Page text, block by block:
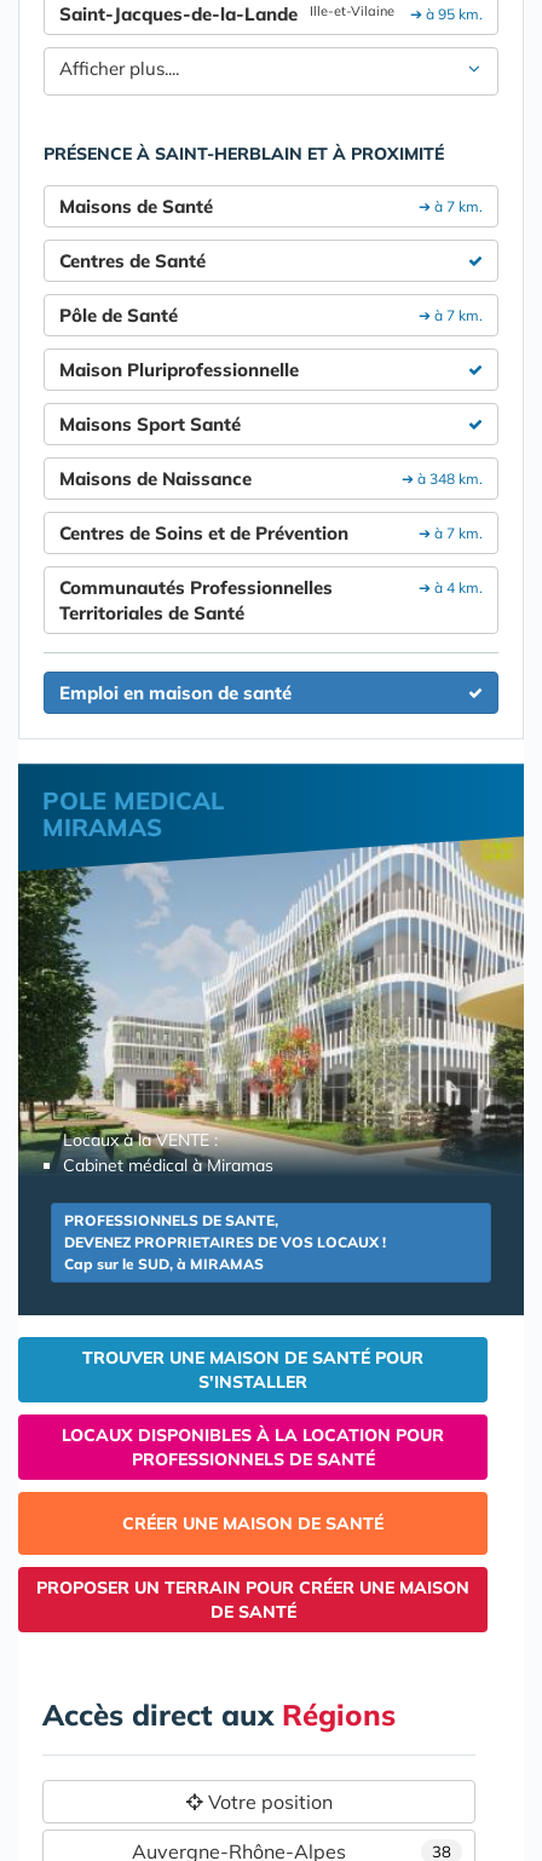
➔ à 95 km.
Saint-Jacques-de-la-Lande Ille-et-Vilaine
Afficher plus....
PRÉSENCE À SAINT-HERBLAIN ET À PROXIMITÉ
➔ à 7 km.
Maisons de Santé
Centres de Santé
➔ à 7 km.
Pôle de Santé
Maison Pluriprofessionnelle
Maisons Sport Santé
➔ à 348 km.
Maisons de Naissance
➔ à 7 km.
Centres de Soins et de Prévention
➔ à 4 km.
Communautés Professionnelles
Territoriales de Santé
Emploi en maison de santé
POLE MEDICAL
MIRAMAS
Locaux à la VENTE :
Cabinet médical à Miramas
PROFESSIONNELS DE SANTE,
DEVENEZ PROPRIETAIRES DE VOS LOCAUX !
Cap sur le SUD, à MIRAMAS
TROUVER UNE MAISON DE SANTÉ POUR
S'INSTALLER
LOCAUX DISPONIBLES À LA LOCATION POUR
PROFESSIONNELS DE SANTÉ
CRÉER UNE MAISON DE SANTÉ
PROPOSER UN TERRAIN POUR CRÉER UNE MAISON
DE SANTÉ
Accès direct aux Régions
Votre position
38
Auvergne-Rhône-Alpes